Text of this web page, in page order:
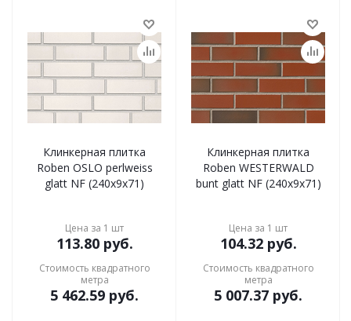
Клинкерная плитка
Roben OSLO perlweiss
glatt NF (240x9x71)
Цена за 1 шт
113.80руб.
Стоимость квадратного
метра
5 462.59 руб.
Клинкерная плитка
Roben WESTERWALD
bunt glatt NF (240x9x71)
Цена за 1 шт
104.32руб.
Стоимость квадратного
метра
5 007.37 руб.